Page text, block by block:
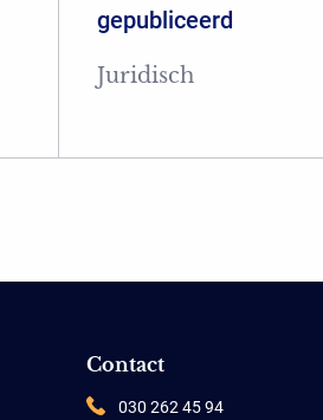
gepubliceerd
Juridisch
Contact
030 262 45 94